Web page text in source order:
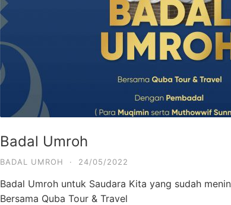
Badal Umroh
BADAL UMROH · 24/05/2022
Badal Umroh untuk Saudara Kita yang sudah
Bersama Quba Tour & Travel